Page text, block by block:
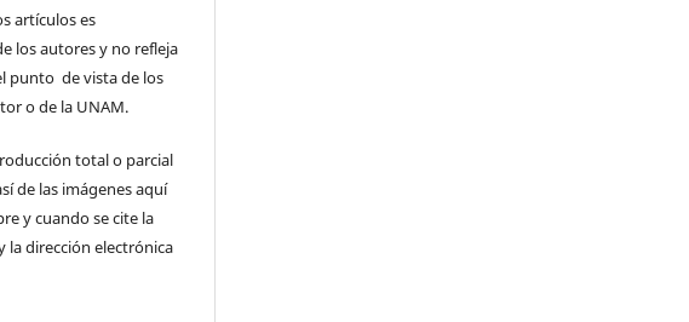
artículos es
los autores y no refleja
punto de vista de los
o de la UNAM.
total o parcial
de las imágenes aquí
y cuando se cite la
la dirección electrónica